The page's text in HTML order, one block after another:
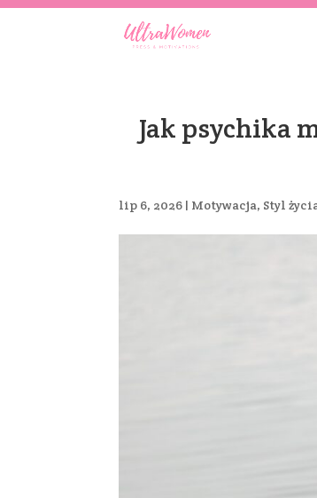
Jak psychika
lip 6, 2026 | Motywacja, Styl